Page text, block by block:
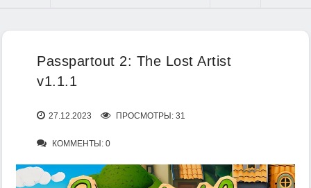
Passpartout 2: The Lost Artist
v1.1.1
27.12.2023 ПРОСМОТРЫ: 31
КОММЕНТЫ: 0